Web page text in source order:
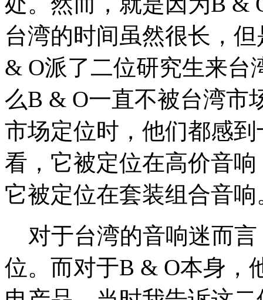
台湾的时间虽然很长，
& O派了二位研究生来台
么B & O一直不被台湾市
市场定位时，他们都感
看，它被定位在高价音
它被定位在套装组合音响
对于台湾的音响迷而言
位。而对于B & O本身，